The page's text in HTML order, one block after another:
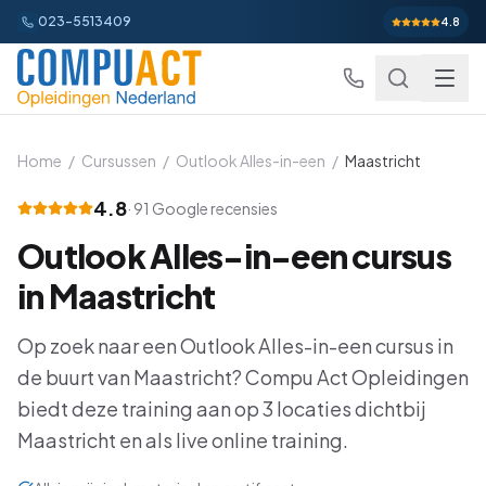
023-5513409 4.8
Excel
Excel Basis Beginner
Excel: Draaitabellen en Grafieken Gevorderd
Excel: Analyse en Rapportage
Word
Word Gevorderd Gevorderd
Word: Complexe Documenten Gevorderd
Outlook Alles-in-een Beginner
Outlook en Time Management
PowerPoint
PowerPoint Alles-in-een
Power BI
Home / Cursussen / Outlook Alles-in-een / Maastricht
4.8· 91 Google recensies
Outlook Alles-in-eencursus
inMaastricht
Op zoek naar eenOutlook Alles-in-eencursus in
de buurt van Maastricht? Compu Act Opleidingen
biedt deze training aan op3 locaties dichtbij
Maastricht en als live online training.